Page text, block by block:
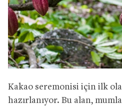
Kakao seremonisi için ilk
hazırlanıyor. Bu alan,